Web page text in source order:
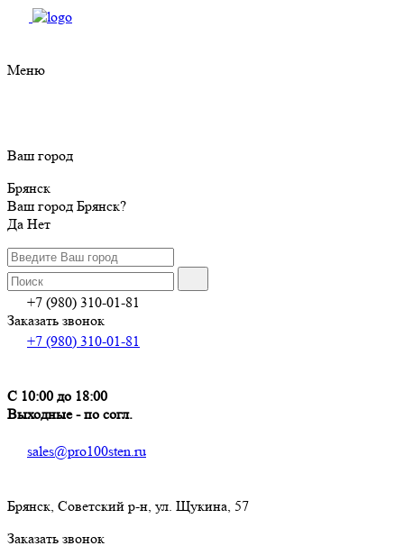
Меню
Ваш город
Брянск
Ваш город Брянск?
Да Нет
+7 (980) 310-01-81
Заказать звонок
+7 (980) 310-01-81
С 10:00 до 18:00
Выходные - по согл.
sales@pro100sten.ru
Брянск, Советский р-н, ул. Щукина, 57
Заказать звонок